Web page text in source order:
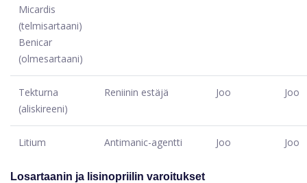
Micardis
(telmisartaani)
Benicar
(olmesartaani)
Tekturna
(aliskireeni)
Reniinin estäjä Joo Joo
Litium Antimanic-agentti Joo Joo
Losartaanin ja lisinopriilin varoitukset